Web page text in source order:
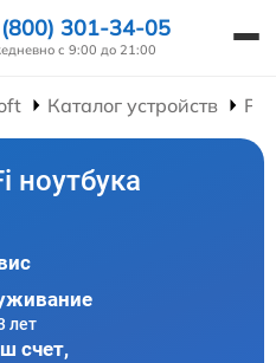
301-34-05
с 9:00 до 21:00
Каталог устройств
ноутбука
лет
счет,